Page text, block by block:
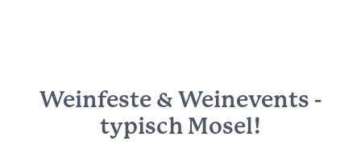
Weinfeste & Weinevents -
typisch Mosel!